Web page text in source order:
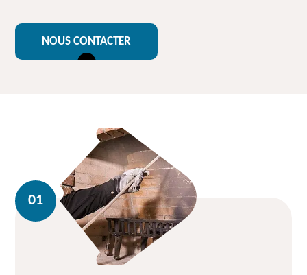
NOUS CONTACTER